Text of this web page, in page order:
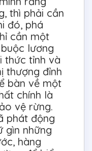
thì phải cần
đó, phá
cần một
lương
thức tỉnh và
thượng đỉnh
bàn về một
chính là
vệ rừng.
phát động
gìn những
hàng